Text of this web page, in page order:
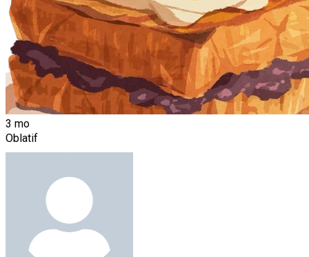
3 mo
Oblatif